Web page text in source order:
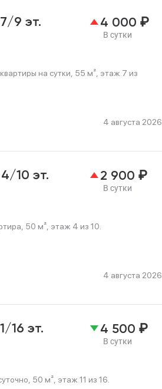
7/9 эт. 4 000 ₽
В сутки
на сутки, 55 м², этаж 7 из
4 августа 2026
4/10 эт. 2 900 ₽
В сутки
50 м², этаж 4 из 10.
4 августа 2026
16 эт. 4 500 ₽
В сутки
50 м², этаж 11 из 16.